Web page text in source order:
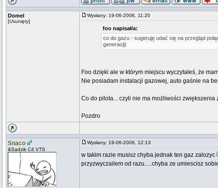
Domel
[Usunięty]
Wysłany: 19-06-2006, 11:20
foo napisał/a:
co do gazu - sugeruję udać się na przegląd
generacji)
Foo dzięki ale w którym miejscu wyczytałeś, że
Nie posiadam instalacji gazowej, auto gaśnie na
Co do pilota... czyli nie ma możliwości zwiększenia
Pozdro
Snaco
&Sadzik C4 VTS
Wysłany: 19-06-2006, 12:13
w takim razie musisz chyba jednak ten gaz zalozyc
przyzwyczailem od razu.....chyba ze umiescisz